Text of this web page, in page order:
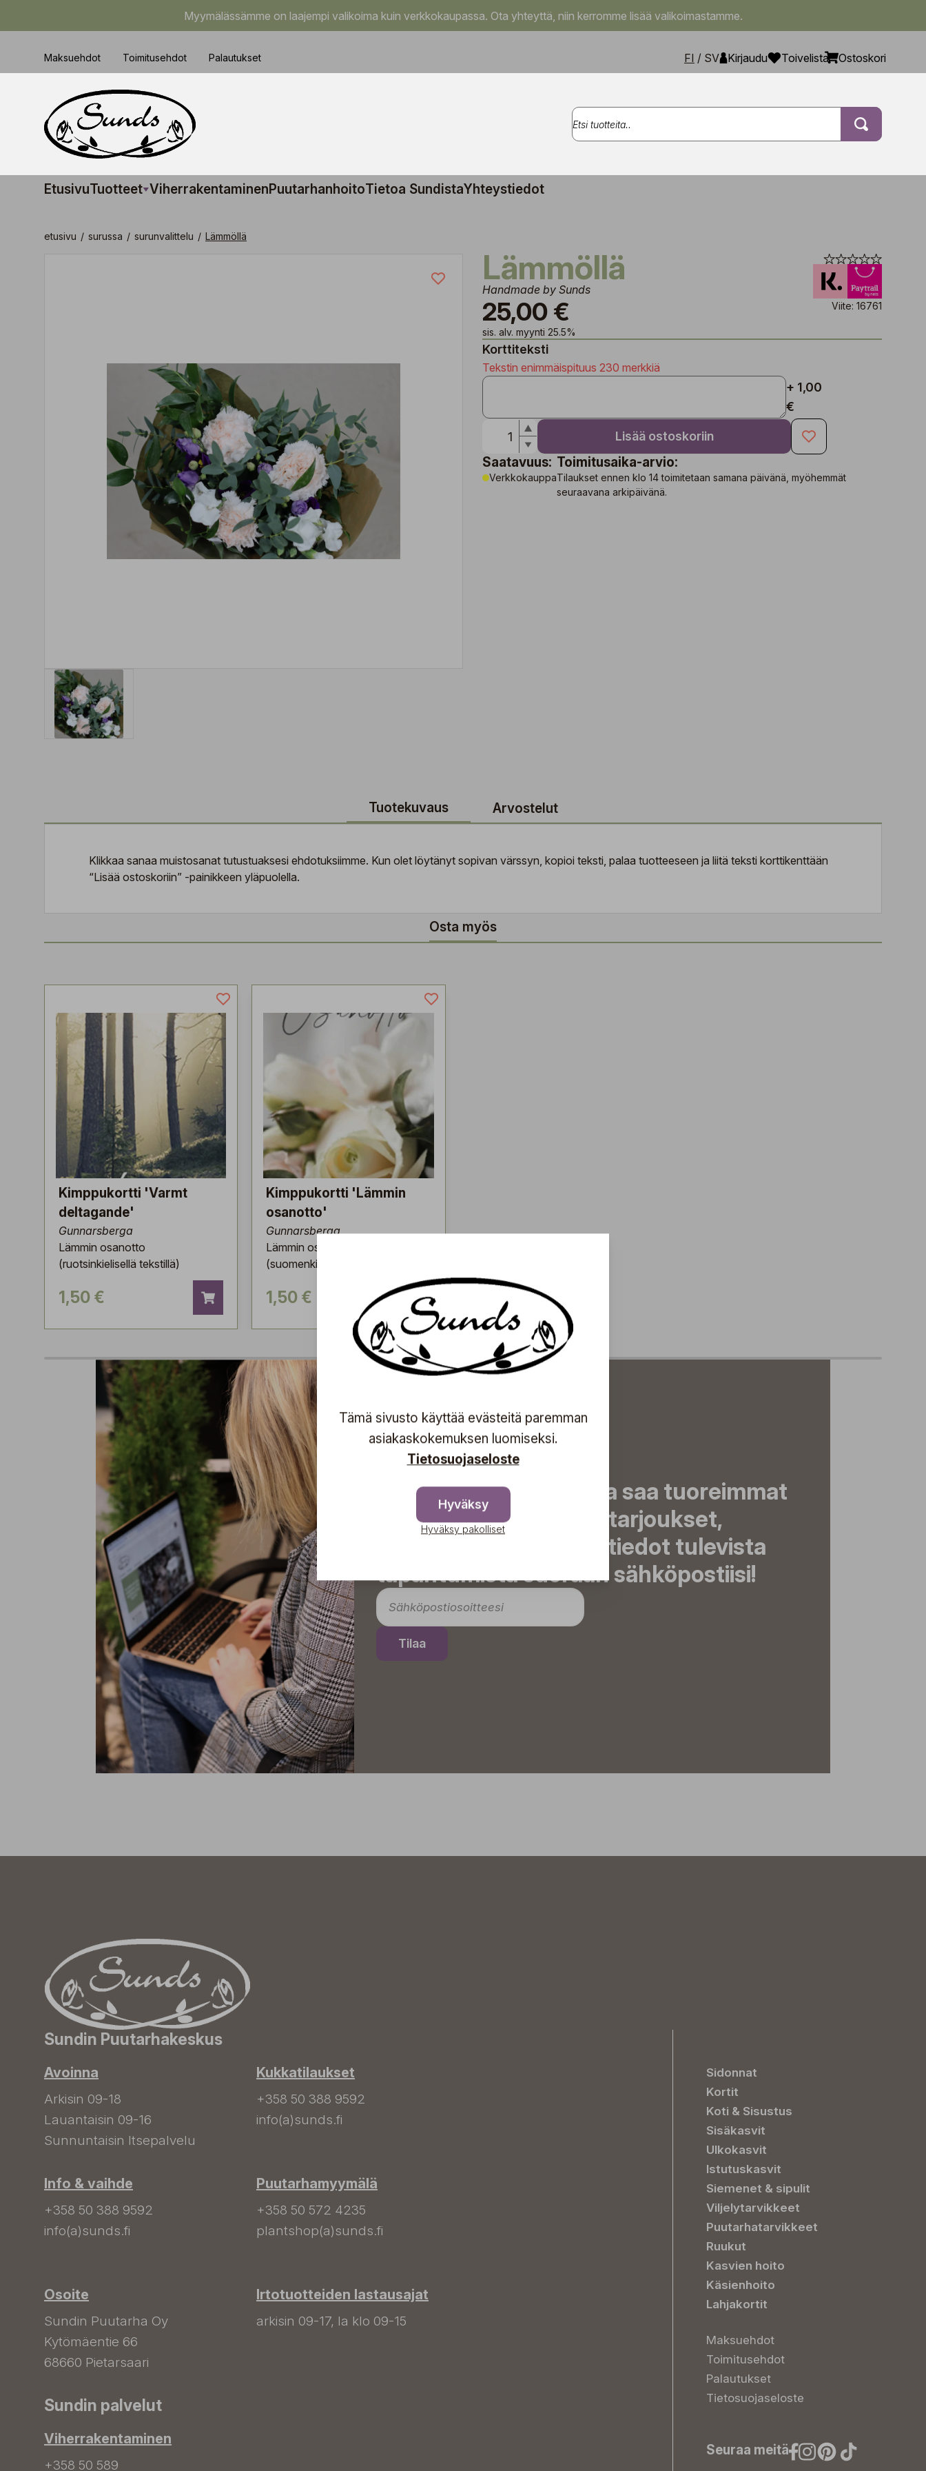
Myymälässämme on laajempi valikoima kuin verkkokaupassa. Ota yhteyttä, niin kerromme lisää valikoimastamme.
Maksuehdot Toimitusehdot Palautukset FI / SV Kirjaudu Toivelista Ostoskori
EtusivuTuotteet ViherrakentaminenPuutarhanhoitoTietoa SundistaYhteystiedot
etusivu / surussa / surunvalittelu / Lämmöllä
Lämmöllä
Handmade by Sunds
25,00 €
sis. alv. myynti 25.5%
Viite: 16761
Korttiteksti
Tekstin enimmäispituus 230 merkkiä
+ 1,00
€
Lisää ostoskoriin
Saatavuus:
Verkkokauppa
Toimitusaika-arvio:
Tilaukset ennen klo 14 toimitetaan samana päivänä, myöhemmät
seuraavana arkipäivänä.
Tuotekuvaus Arvostelut
Klikkaa sanaa muistosanat tutustuaksesi ehdotuksiimme. Kun olet löytänyt sopivan värssyn, kopioi teksti, palaa tuotteeseen ja liitä teksti korttikenttään
“Lisää ostoskoriin” -painikkeen yläpuolella.
Osta myös
Kimppukortti 'Varmt
deltagande'
Gunnarsberga
Lämmin osanotto
(ruotsinkielisellä tekstillä)
1,50 €
Kimppukortti 'Lämmin
osanotto'
Gunnarsberga
Lämmin osanotto
(suomenkielisellä tekstillä)
1,50 €
Tilaa uutiskirjeemme ja saa tuoreimmat
uutiset, eksklusiiviset tarjoukset,
inspiroivat vinkit sekä tiedot tulevista
tapahtumista suoraan sähköpostiisi!
Tilaa
Sundin Puutarhakeskus
Avoinna
Arkisin 09-18
Lauantaisin 09-16
Sunnuntaisin Itsepalvelu
Info & vaihde
+358 50 388 9592
info(a)sunds.fi
Osoite
Sundin Puutarha Oy
Kytömäentie 66
68660 Pietarsaari
Kukkatilaukset
+358 50 388 9592
info(a)sunds.fi
Puutarhamyymälä
+358 50 572 4235
plantshop(a)sunds.fi
Irtotuotteiden lastausajat
arkisin 09-17, la klo 09-15
Sundin palvelut
Viherrakentaminen
+358 50 589
Sidonnat
Kortit
Koti & Sisustus
Sisäkasvit
Ulkokasvit
Istutuskasvit
Siemenet & sipulit
Viljelytarvikkeet
Puutarhatarvikkeet
Ruukut
Kasvien hoito
Käsienhoito
Lahjakortit
Maksuehdot
Toimitusehdot
Palautukset
Tietosuojaseloste
Seuraa meitä
Tämä sivusto käyttää evästeitä paremman
asiakaskokemuksen luomiseksi.
Tietosuojaseloste
Hyväksy
Hyväksy pakolliset